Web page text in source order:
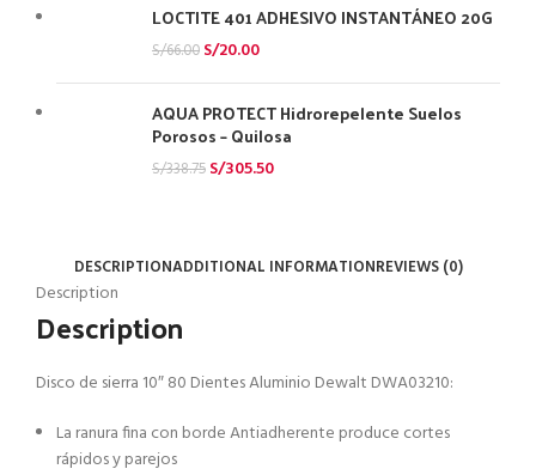
LOCTITE 401 ADHESIVO INSTANTÁNEO 20G
S/66.00 S/20.00
AQUA PROTECT Hidrorepelente Suelos
Porosos – Quilosa
S/338.75 S/305.50
DESCRIPTIONADDITIONAL INFORMATIONREVIEWS (0)
Description
Description
Disco de sierra 10″ 80 Dientes Aluminio Dewalt DWA03210:
La ranura fina con borde Antiadherente produce cortes
rápidos y parejos